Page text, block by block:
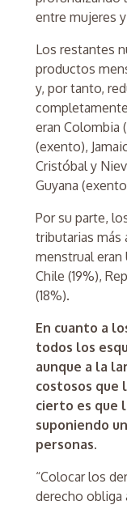
entre mujeres
Los restantes
productos
y, por tanto,
eran Colombia
(exento),
Cristóbal y
Guyana
Por su parte,
tributarias más
menstrual eran
Chile (19%),
(18%).
En cuanto a
todos los
aunque a la
costosos que
cierto es que
suponiendo
personas.
“Colocar los
derecho obliga